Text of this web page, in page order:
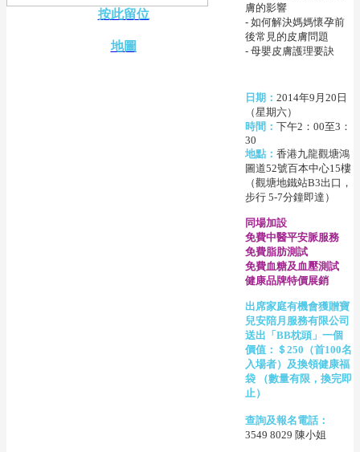
按此留位
地圖
膚的影響
- 如何解決媽媽懷孕前
後常見的皮膚問題
- 母嬰皮膚護理要訣
日期： 2014年9月20日
（星期六）
時間： 下午2：00至3：
30
地點： 香港九龍觀塘鴻
圖道52號百本中心15樓
（觀塘地鐵站B3出口，
步行 5-7分鐘即達）
同場加設
免費中醫平安脈服務
免費脂肪測試
免費血糖及血壓測試
健康品牌特價展銷
出席家庭有機會獲贈寶
兒安陪月服務有限公司
送出「BB枕頭」一個
價值：＄250（首100名
入場者）及換領健康福
袋 （數量有限，換完即
止）
查詢及報名電話：
3549 8029 陳小姐